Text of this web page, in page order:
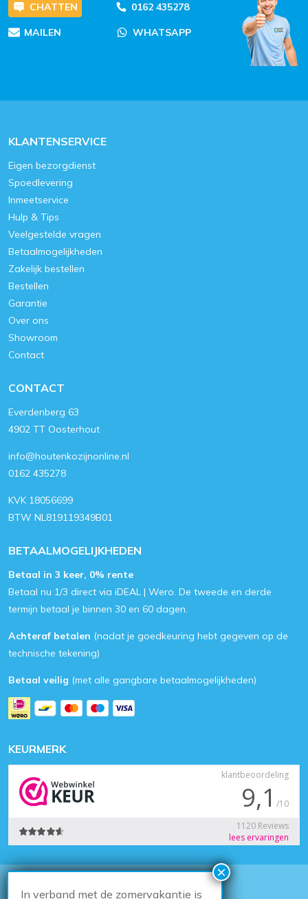
CHATTEN 0162 435278
MAILEN WHATSAPP
KLANTENSERVICE
Eigen bezorgdienst
Spoedlevering
Inmeetservice
Hulp & Tips
Veelgestelde vragen
Betaalmogelijkheden
Zakelijk bestellen
Bestellen
Garantie
Over ons
Showroom
Contact
CONTACT
Everdenberg 63
4902 TT Oosterhout
info@houtenkozijnonline.nl
0162 435278
KVK 18056699
BTW NL819119349B01
BETAALMOGELIJKHEDEN
Betaal in 3 keer, 0% rente
Betaal nu 1/3 direct via iDEAL | Wero. De tweede en derde
termijn betaal je binnen 30 en 60 dagen.
Achteraf betalen (nadat je goedkeuring hebt gegeven op de
technische tekening)
Betaal veilig (met alle gangbare betaalmogelijkheden)
KEURMERK
© 2026Houten Kozijn Online
In verband met de zomervakantie is